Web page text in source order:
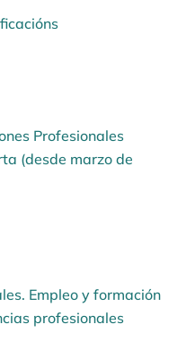
Profesionales
(desde marzo de
Empleo y formación
profesionales